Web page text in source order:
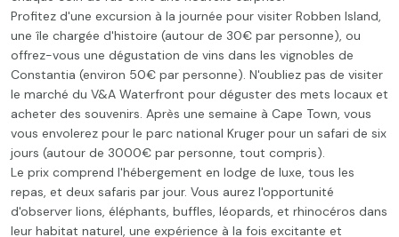
Profitez d'une excursion à la journée pour visiter Robben Island,
une île chargée d'histoire (autour de 30€ par personne), ou
offrez-vous une dégustation de vins dans les vignobles de
Constantia (environ 50€ par personne). N'oubliez pas de visiter
le marché du V&A Waterfront pour déguster des mets locaux et
acheter des souvenirs. Après une semaine à Cape Town, vous
vous envolerez pour le parc national Kruger pour un safari de six
jours (autour de 3000€ par personne, tout compris).
Le prix comprend l'hébergement en lodge de luxe, tous les
repas, et deux safaris par jour. Vous aurez l'opportunité
d'observer lions, éléphants, buffles, léopards, et rhinocéros dans
leur habitat naturel, une expérience à la fois excitante et